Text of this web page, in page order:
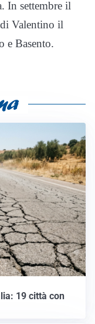
In settembre il
Valentino il
e Basento.
19 città con